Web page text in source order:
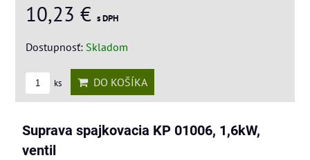
10,23 € s DPH
Dostupnosť: Skladom
ks DO KOŠÍKA
Suprava spajkovacia KP 01006, 1,6kW,
ventil